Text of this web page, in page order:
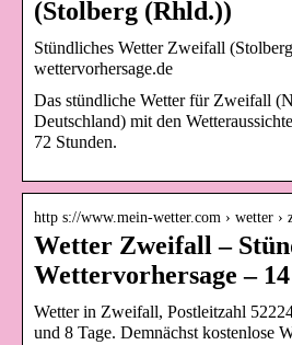
(Stolberg (Rhld.))
Stündliches Wetter Zweifall
wettervorhersage.de
Das stündliche Wetter für Zweifall
Deutschland) mit den
72 Stunden.
http s://www.mein-wetter.com › wetter ›
Wetter Zweifall –
Wettervorhersage – 14
Wetter in Zweifall, Postleitzahl
und 8 Tage. Demnächst kostenlose